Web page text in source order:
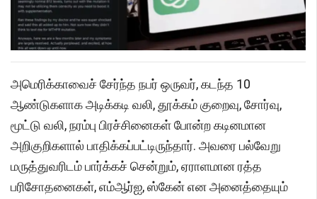
அமெரிக்காவைச் சேர்ந்த நபர் ஒருவர், கடந்த 10
ஆண்டுகளாக அடிக்கடி வலி, தூக்கம் குறைவு, சோர்வு,
மூட்டு வலி, நரம்பு பிரச்சினைகள் போன்ற கடினமான
அறிகுறிகளால் பாதிக்கப்பட்டிருந்தார். அவரை பல்வேறு
மருத்துவரிடம் பார்க்கச் சென்றும், ஏராளமான ரத்த
பரிசோதனைகள், எம்ஆர்ஐ, ஸ்கேன் என அனைத்தையும்